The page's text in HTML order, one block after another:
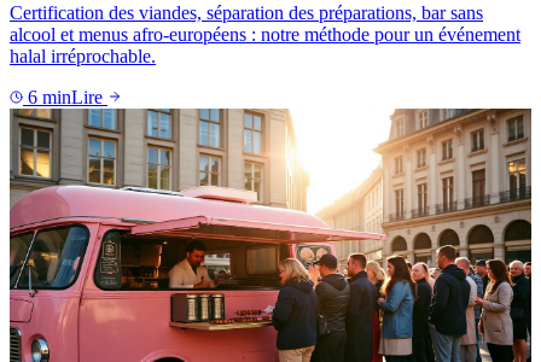
Certification des viandes, séparation des préparations, bar sans
alcool et menus afro-européens : notre méthode pour un événement
halal irréprochable.
6 minLire